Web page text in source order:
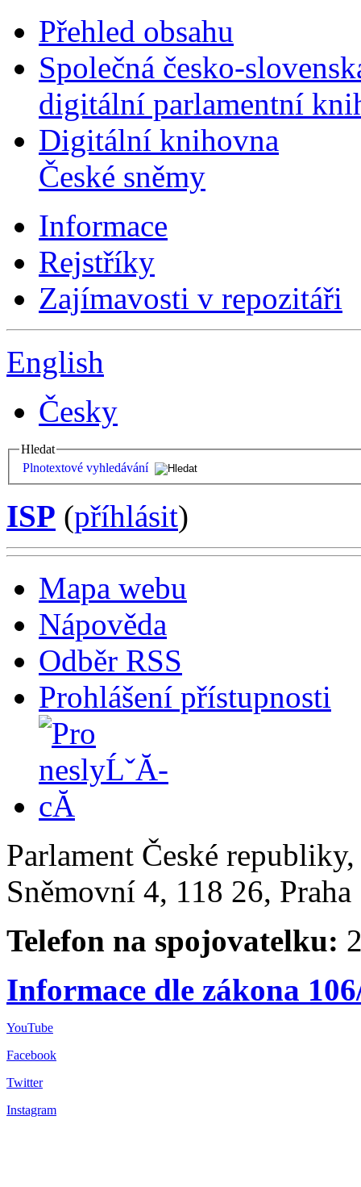
Přehled obsahu
Společná česko-
digitální parlamentní
Digitální knihovna
České sněmy
Informace
Rejstříky
Zajímavosti v repozitáři
English
Česky
Hledat
Plnotextové vyhledávání
ISP (příhlásit)
Mapa webu
Nápověda
Odběr RSS
Prohlášení přístupnosti
Parlament České
Sněmovní 4, 118 26,
Telefon na spojovatelku:
Informace dle zákona
YouTube
Facebook
Twitter
Instagram